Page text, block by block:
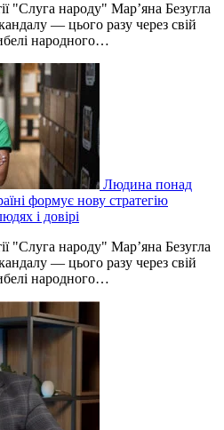
"Слуга народу" Мар’яна Безугла
— цього разу через свій
народного…
Людина понад
формує нову стратегію
і довірі
"Слуга народу" Мар’яна Безугла
— цього разу через свій
народного…